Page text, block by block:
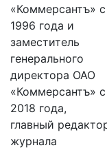
«Коммерсантъ» с
1996 года и
заместитель
генерального
директора ОАО
«Коммерсантъ» с
2018 года,
главный
журнала